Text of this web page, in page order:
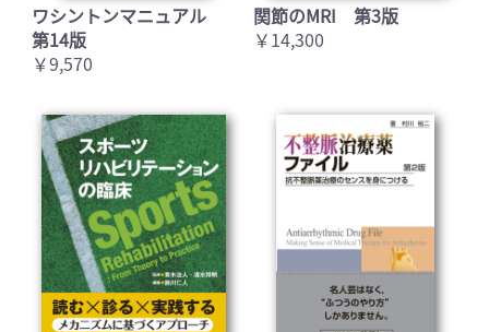
ワシントンマニュアル
第14版
￥9,570
関節のMRI 第3版
￥14,300